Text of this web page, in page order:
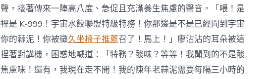
接著傳來一陣高八度、急促且充滿養生焦慮的聲音。「喂！是
是 K-999！宇宙水餃聯盟特級特務！你那邊是不是已經聞到宇宙
的蒜泥！你被徵久坐椅子推薦召了！馬上！」廖沾沾的耳朵被這
著對講機，困惑地喊道：「特務？酸味？等等！我聞到的不是酸
慮味！還有，我現在走不開！我的陳年老蒜泥需要每隔三小時的